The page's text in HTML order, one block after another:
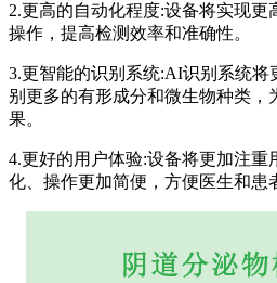
2.更高的自动化程度:设备将实现更
操作，提高检测效率和准确性。
3.更智能的识别系统:AI识别系统将
别更多的有形成分和微生物种类，
果。
4.更好的用户体验:设备将更加注重
化、操作更加简便，方便医生和患